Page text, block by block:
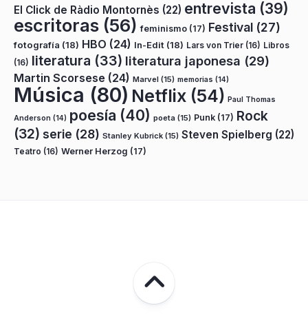
El Click de Ràdio Montornès (22) entrevista (39)
escritoras (56) feminismo (17) Festival (27)
fotografía (18) HBO (24) In-Edit (18) Lars von Trier (16) Libros
(16) literatura (33) literatura japonesa (29)
Martin Scorsese (24) Marvel (15) memorias (14)
Música (80) Netflix (54) Paul Thomas
Anderson (14) poesía (40) poeta (15) Punk (17) Rock
(32) serie (28) Stanley Kubrick (15) Steven Spielberg (22)
Teatro (16) Werner Herzog (17)